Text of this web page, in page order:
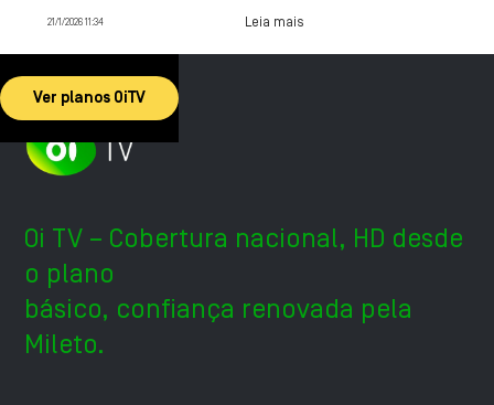
21/1/2026 11:34 Leia mais
Ver planos OiTV
Oi TV – Cobertura nacional, HD desde
o plano
básico, confiança renovada pela
Mileto.